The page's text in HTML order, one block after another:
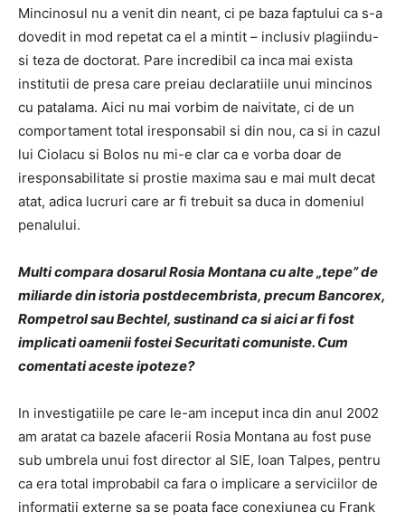
Mincinosul nu a venit din neant, ci pe baza faptului ca s-a
dovedit in mod repetat ca el a mintit – inclusiv plagiindu-
si teza de doctorat. Pare incredibil ca inca mai exista
institutii de presa care preiau declaratiile unui mincinos
cu patalama. Aici nu mai vorbim de naivitate, ci de un
comportament total iresponsabil si din nou, ca si in cazul
lui Ciolacu si Bolos nu mi-e clar ca e vorba doar de
iresponsabilitate si prostie maxima sau e mai mult decat
atat, adica lucruri care ar fi trebuit sa duca in domeniul
penalului.
Multi compara dosarul Rosia Montana cu alte „tepe” de
miliarde din istoria postdecembrista, precum Bancorex,
Rompetrol sau Bechtel, sustinand ca si aici ar fi fost
implicati oamenii fostei Securitati comuniste. Cum
comentati aceste ipoteze?
In investigatiile pe care le-am inceput inca din anul 2002
am aratat ca bazele afacerii Rosia Montana au fost puse
sub umbrela unui fost director al SIE, Ioan Talpes, pentru
ca era total improbabil ca fara o implicare a serviciilor de
informatii externe sa se poata face conexiunea cu Frank